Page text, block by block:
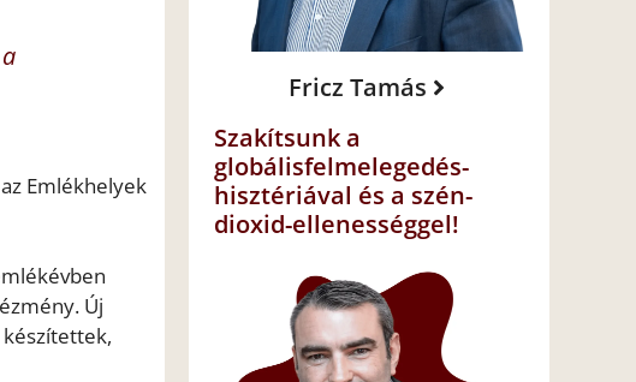
Emlékhelyek
Új
Fricz Tamás
Szakítsunk a
globálisfelmelegedés-
hisztériával és a szén-
dioxid-ellenességgel!